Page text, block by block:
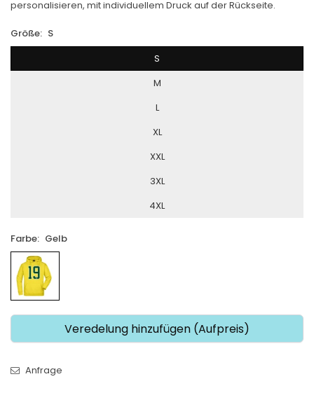
personalisieren, mit individuellem Druck auf der Rückseite.
Größe: S
S
M
L
XL
XXL
3XL
4XL
Farbe: Gelb
Veredelung hinzufügen (Aufpreis)
Anfrage